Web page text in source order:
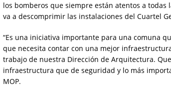
los bomberos que siempre están atentos a
va a descomprimir las instalaciones del Cuartel
“Es una iniciativa importante para una comuna
que necesita contar con una mejor
trabajo de nuestra Dirección de Arquitectura.
infraestructura que de seguridad y lo más
MOP.